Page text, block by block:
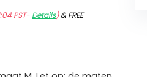
PST- Details)&FREE